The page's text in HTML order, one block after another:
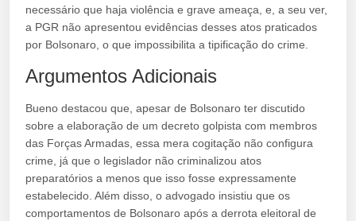
necessário que haja violência e grave ameaça, e, a seu ver,
a PGR não apresentou evidências desses atos praticados
por Bolsonaro, o que impossibilita a tipificação do crime.
Argumentos Adicionais
Bueno destacou que, apesar de Bolsonaro ter discutido
sobre a elaboração de um decreto golpista com membros
das Forças Armadas, essa mera cogitação não configura
crime, já que o legislador não criminalizou atos
preparatórios a menos que isso fosse expressamente
estabelecido. Além disso, o advogado insistiu que os
comportamentos de Bolsonaro após a derrota eleitoral de